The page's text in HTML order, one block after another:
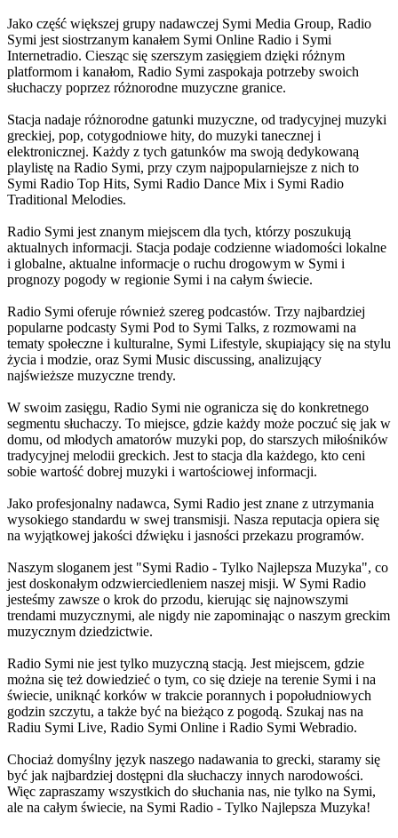
Jako część większej grupy nadawczej Symi Media Group, Radio
Symi jest siostrzanym kanałem Symi Online Radio i Symi
Internetradio. Ciesząc się szerszym zasięgiem dzięki różnym
platformom i kanałom, Radio Symi zaspokaja potrzeby swoich
słuchaczy poprzez różnorodne muzyczne granice.
Stacja nadaje różnorodne gatunki muzyczne, od tradycyjnej muzyki
greckiej, pop, cotygodniowe hity, do muzyki tanecznej i
elektronicznej. Każdy z tych gatunków ma swoją dedykowaną
playlistę na Radio Symi, przy czym najpopularniejsze z nich to
Symi Radio Top Hits, Symi Radio Dance Mix i Symi Radio
Traditional Melodies.
Radio Symi jest znanym miejscem dla tych, którzy poszukują
aktualnych informacji. Stacja podaje codzienne wiadomości lokalne
i globalne, aktualne informacje o ruchu drogowym w Symi i
prognozy pogody w regionie Symi i na całym świecie.
Radio Symi oferuje również szereg podcastów. Trzy najbardziej
popularne podcasty Symi Pod to Symi Talks, z rozmowami na
tematy społeczne i kulturalne, Symi Lifestyle, skupiający się na stylu
życia i modzie, oraz Symi Music discussing, analizujący
najświeższe muzyczne trendy.
W swoim zasięgu, Radio Symi nie ogranicza się do konkretnego
segmentu słuchaczy. To miejsce, gdzie każdy może poczuć się jak w
domu, od młodych amatorów muzyki pop, do starszych miłośników
tradycyjnej melodii greckich. Jest to stacja dla każdego, kto ceni
sobie wartość dobrej muzyki i wartościowej informacji.
Jako profesjonalny nadawca, Symi Radio jest znane z utrzymania
wysokiego standardu w swej transmisji. Nasza reputacja opiera się
na wyjątkowej jakości dźwięku i jasności przekazu programów.
Naszym sloganem jest "Symi Radio - Tylko Najlepsza Muzyka", co
jest doskonałym odzwierciedleniem naszej misji. W Symi Radio
jesteśmy zawsze o krok do przodu, kierując się najnowszymi
trendami muzycznymi, ale nigdy nie zapominając o naszym greckim
muzycznym dziedzictwie.
Radio Symi nie jest tylko muzyczną stacją. Jest miejscem, gdzie
można się też dowiedzieć o tym, co się dzieje na terenie Symi i na
świecie, uniknąć korków w trakcie porannych i popołudniowych
godzin szczytu, a także być na bieżąco z pogodą. Szukaj nas na
Radiu Symi Live, Radio Symi Online i Radio Symi Webradio.
Chociaż domyślny język naszego nadawania to grecki, staramy się
być jak najbardziej dostępni dla słuchaczy innych narodowości.
Więc zapraszamy wszystkich do słuchania nas, nie tylko na Symi,
ale na całym świecie, na Symi Radio - Tylko Najlepsza Muzyka!